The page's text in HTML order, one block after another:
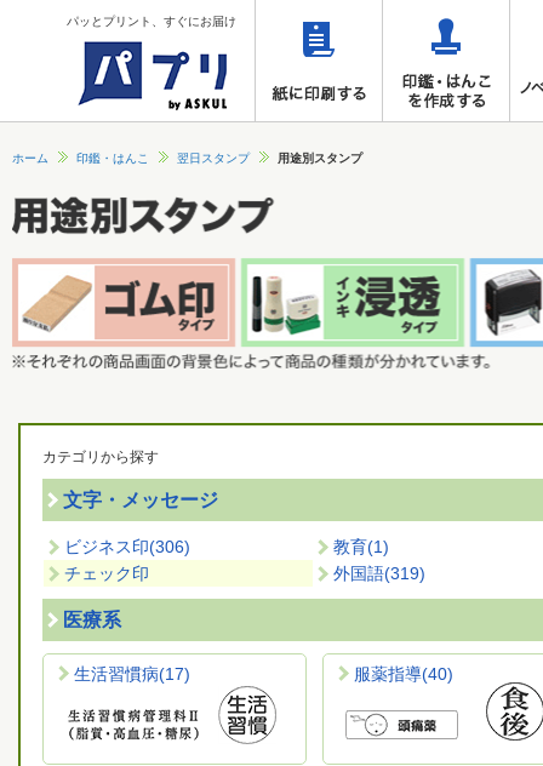
パッとプリント、すぐにお届け
ホーム 印鑑・はんこ 翌日スタンプ 用途別スタンプ
カテゴリから探す
文字・メッセージ
ビジネス印(306) 教育(1)
チェック印
外国語(319)
医療系
生活習慣病(17) 服薬指導(40)